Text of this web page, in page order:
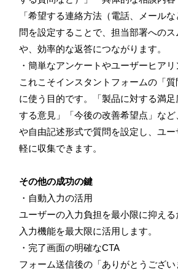
「希望する連絡方法（電話、メール
問を設定することで、担当部署への
や、効率的な返答につながります。
・簡単なアンケートやユーザーヒアリ
これこそインスタントフォームの「
に使う目的です。「製品に対する満
する意見」「今後の改善希望点」な
や自由記述形式で質問を設定し、ユ
軽に収集できます。
その他の成功の鍵
・自動入力の活用
ユーザーの入力負担を最小限に抑え
入力機能を最大限に活用します。
・完了画面の明確なCTA
フォーム送信後の「ありがとうござ